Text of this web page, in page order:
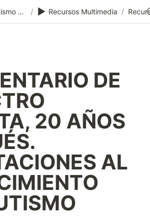
Recursos de Autismo Sevilla | Inicio / ▶️ Recursos Multimedia /
DE
20 AÑOS
AL